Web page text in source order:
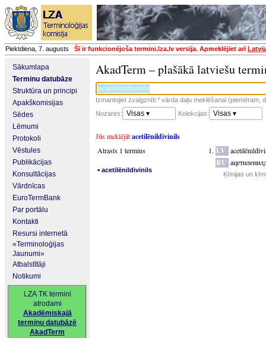
Piektdiena, 7. augusts Šī ir funkcionējoša termini.lza.lv versija. Apmeklējiet arī
Sākumlapa
Terminu datubāze
Struktūra un principi
Apakškomisijas
Sēdes
Lēmumi
Protokoli
Vēstules
Publikācijas
Konsultācijas
Vārdnīcas
EuroTermBank
Par portālu
Kontakti
Resursi internetā
«Terminoloģijas
Jaunumi»
Atbalstītāji
Notikumi
LZA TK termini
atrodami
Akadēmiskajā
terminu datubāzē
AkadTerm
AkadTerm – plašākā latviešu
Izmantojiet zvaigznīti * vārda daļu meklēšanai (piemēram,
Nozares:
Visas ▾ Kolekcijas: Visas ▾
Jūs meklējātacetilēnildivinils
Atrasts 1 termins
▪ acetilēnildivinils
LV
RU
Ķīmijas un